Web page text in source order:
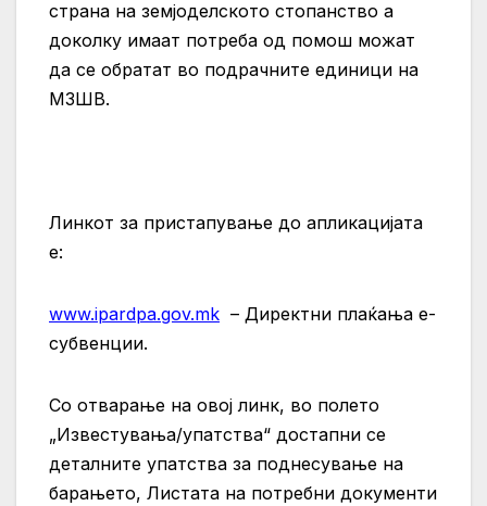
страна на земјоделското стопанство а
доколку имаат потреба од помош можат
да се обратат во подрачните единици на
МЗШВ.
Линкот за пристапување до апликацијата
е:
www.ipardpa.gov.mk – Директни плаќања е-
субвенции.
Со отварање на овој линк, во полето
„Известувања/упатства“ достапни се
деталните упатства за поднесување на
барањето, Листата на потребни документи